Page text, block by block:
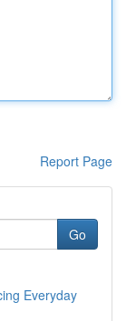
Report Page
Go
Everyday